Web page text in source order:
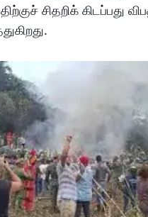
சிதறிக் கிடப்பது